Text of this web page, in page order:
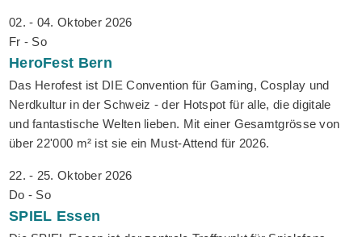
02. - 04. Oktober 2026
Fr - So
HeroFest Bern
Das Herofest ist DIE Convention für Gaming, Cosplay und
Nerdkultur in der Schweiz - der Hotspot für alle, die digitale
und fantastische Welten lieben. Mit einer Gesamtgrösse von
über 22'000 m² ist sie ein Must-Attend für 2026.
22. - 25. Oktober 2026
Do - So
SPIEL Essen